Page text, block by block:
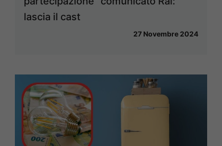
lascia il cast
27 Novembre 2024